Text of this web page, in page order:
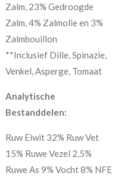
Zalm, 23% Gedroogde
Zalm, 4% Zalmolie en 3%
Zalmbouillon
**Inclusief Dille, Spinazie,
Venkel, Asperge, Tomaat
Analytische
Bestanddelen:
Ruw Eiwit 32% Ruw Vet
15% Ruwe Vezel 2,5%
Ruwe As 9% Vocht 8% NFE